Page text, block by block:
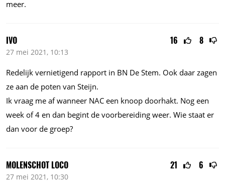
meer.
16 8
IVO
27 mei 2021, 10:13
Redelijk vernietigend rapport in BN De Stem. Ook daar zagen
ze aan de poten van Steijn.
Ik vraag me af wanneer NAC een knoop doorhakt. Nog een
week of 4 en dan begint de voorbereiding weer. Wie staat er
dan voor de groep?
21 6
MOLENSCHOT LOCO
27 mei 2021, 10:30